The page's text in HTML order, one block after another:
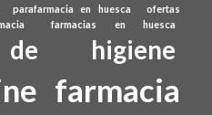
parafarmacia en huesca
ofertas
farmacias en huesca
de higiene
farmacia